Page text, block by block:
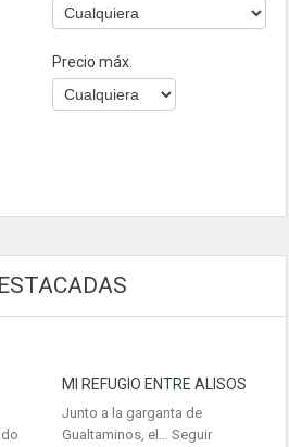
Precio máx.
MI REFUGIO ENTRE ALISOS
Junto a la garganta de
Gualtaminos, el… Seguir